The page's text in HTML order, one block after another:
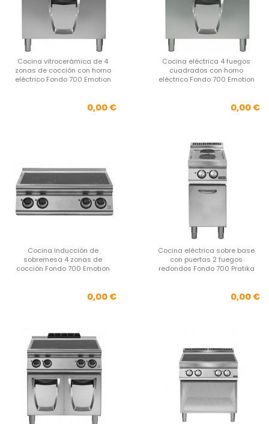
Cocina vitrocerámica de 4
zonas de cocción con horno
eléctrico Fondo 700 Emotion
Precio
0,00 €
Cocina eléctrica 4 fuegos
cuadrados con horno
eléctrico Fondo 700 Emotion
0,00 €
Cocina inducción de
sobremesa 4 zonas de
cocción Fondo 700 Emotion
Precio
0,00 €
Cocina eléctrica sobre base
con puertas 2 fuegos
redondos Fondo 700 Pratika
0,00 €